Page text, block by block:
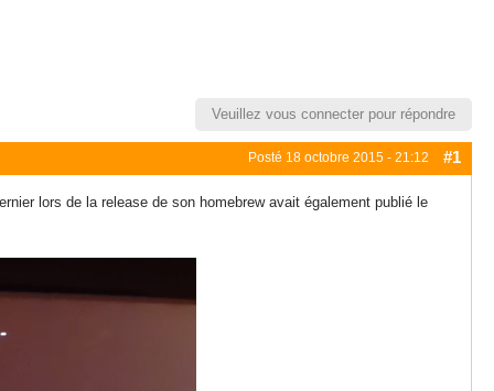
Veuillez vous connecter pour répondre
Posté 18 octobre 2015 - 21:12 #1
lors de la release de son homebrew avait également publié le